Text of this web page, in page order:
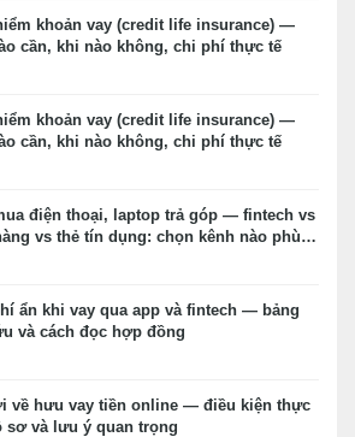
khoản vay (credit life insurance) —
cần, khi nào không, chi phí thực tế
khoản vay (credit life insurance) —
cần, khi nào không, chi phí thực tế
điện thoại, laptop trả góp — fintech vs
vs thẻ tín dụng: chọn kênh nào phù
ẩn khi vay qua app và fintech — bảng
và cách đọc hợp đồng
về hưu vay tiền online — điều kiện thực
sơ và lưu ý quan trọng